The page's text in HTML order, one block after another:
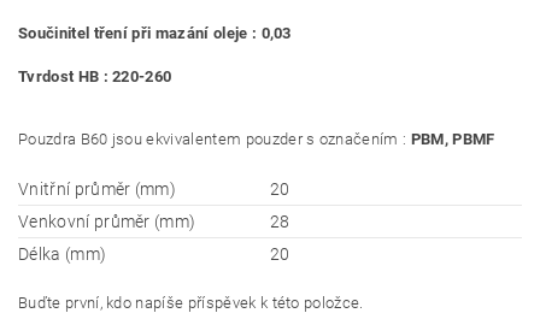
Součinitel tření při mazání oleje : 0,03
Tvrdost HB : 220-260
Pouzdra B60 jsou ekvivalentem pouzder s označením : PBM, PBMF
Vnitřní průměr (mm)
20
Venkovní průměr (mm)
28
Délka (mm)
20
Buďte první, kdo napíše příspěvek k této položce.